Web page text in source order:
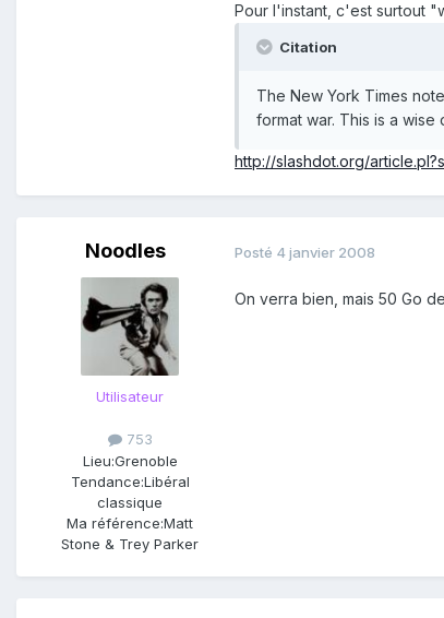
Pour l'instant, c'est surtout
Citation
The New York Times
format war. This is a
http://slashdot.org/
Noodles
Utilisateur
753
Lieu:Grenoble
Tendance:Libéral
classique
Ma référence:Matt
Stone & Trey Parker
Posté 4 janvier 2008
On verra bien, mais 50 Go